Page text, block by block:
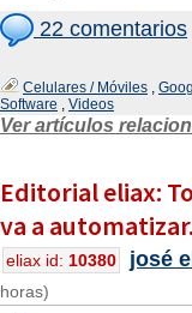
22 comentarios
Celulares / Móviles ,
Software , Videos
Ver artículos
Editorial eliax:
va a
eliax id: 10380 josé
horas)